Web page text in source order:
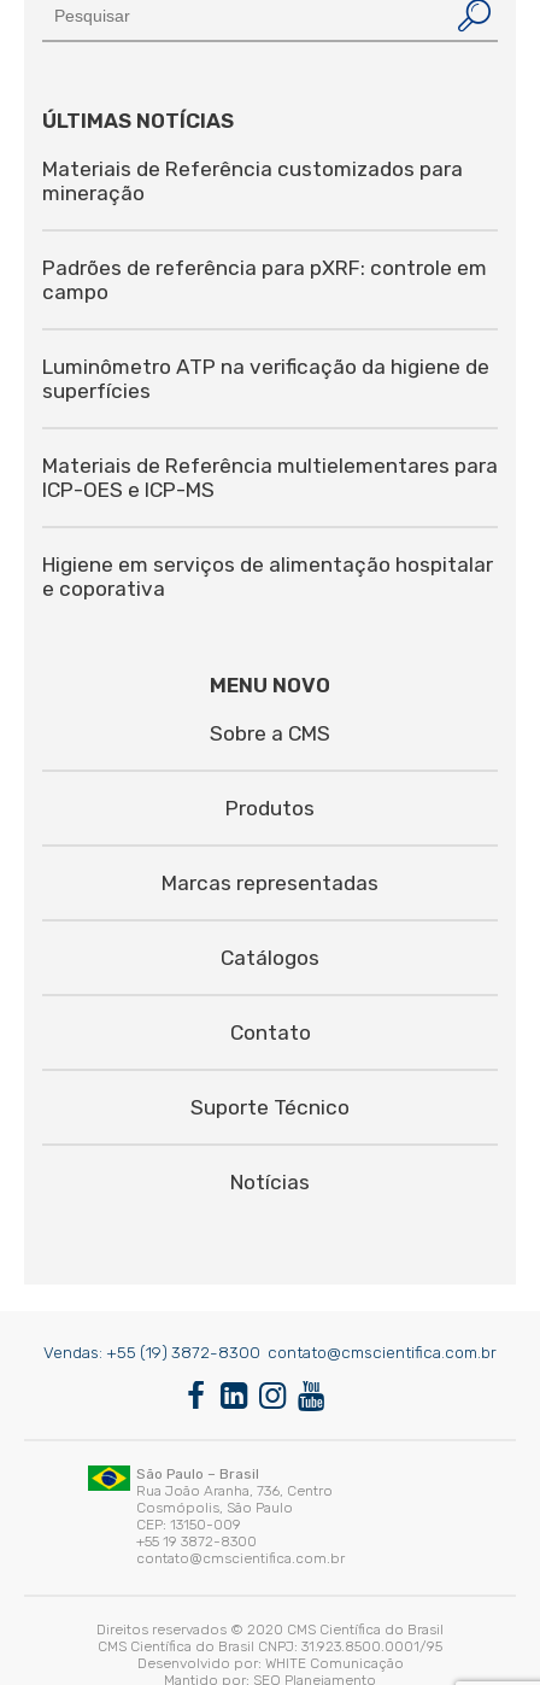
ÚLTIMAS NOTÍCIAS
Materiais de Referência customizados para
mineração
Padrões de referência para pXRF: controle em
campo
Luminômetro ATP na verificação da higiene de
superfícies
Materiais de Referência multielementares para
ICP-OES e ICP-MS
Higiene em serviços de alimentação hospitalar
e coporativa
MENU NOVO
Sobre a CMS
Produtos
Marcas representadas
Catálogos
Contato
Suporte Técnico
Notícias
Vendas: +55 (19) 3872-8300 contato@cmscientifica.com.br
Direitos reservados © 2020 CMS Científica do Brasil
CMS Científica do Brasil CNPJ: 31.923.8500.0001/95
Desenvolvido por: WHITE Comunicação
Mantido por: SEO Planejamento
São Paulo – Brasil
Rua João Aranha, 736, Centro
Cosmópolis, São Paulo
CEP: 13150-009
+55 19 3872-8300
contato@cmscientifica.com.br